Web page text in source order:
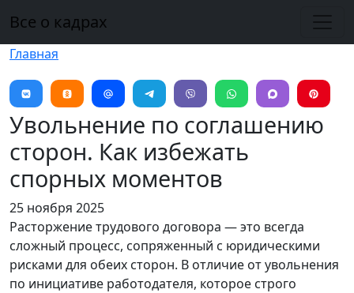
Все о кадрах
Главная
Увольнение по соглашению
сторон. Как избежать
спорных моментов
25 ноября 2025
Расторжение трудового договора — это всегда
сложный процесс, сопряженный с юридическими
рисками для обеих сторон. В отличие от увольнения
по инициативе работодателя, которое строго